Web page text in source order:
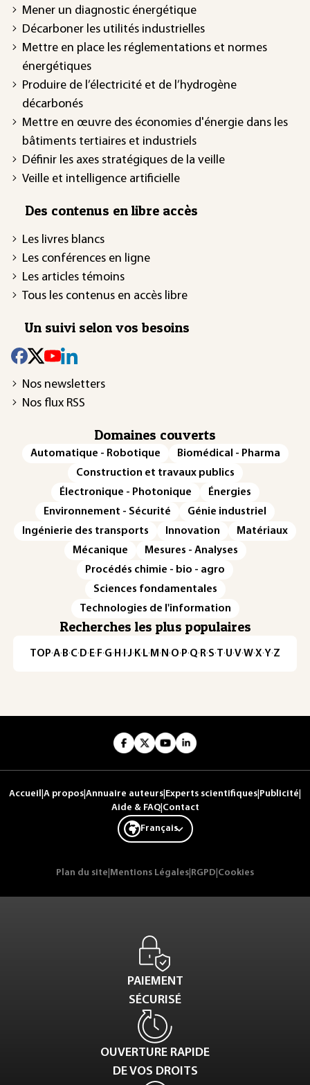
Mener un diagnostic énergétique
Décarboner les utilités industrielles
Mettre en place les réglementations et normes
énergétiques
Produire de l’électricité et de l’hydrogène
décarbonés
Mettre en œuvre des économies d'énergie dans les
bâtiments tertiaires et industriels
Définir les axes stratégiques de la veille
Veille et intelligence artificielle
Des contenus en libre accès
Les livres blancs
Les conférences en ligne
Les articles témoins
Tous les contenus en accès libre
Un suivi selon vos besoins
Nos newsletters
Nos flux RSS
Domaines couverts
Automatique - Robotique
Biomédical - Pharma
Construction et travaux publics
Électronique - Photonique
Énergies
Environnement - Sécurité
Génie industriel
Ingénierie des transports
Innovation
Matériaux
Mécanique
Mesures - Analyses
Procédés chimie - bio - agro
Sciences fondamentales
Technologies de l'information
Recherches les plus populaires
TOP·A·B·C· D· E· F·G· H · ·J· K· L· M · N ·O· P·Q· R·S·T·U·V·W·X·Y·Z
Accueil A propos Annuaire auteurs Experts scientifiques Publicité
Aide & FAQ| Contact
Français
Plan du site Mentions Légales RGPD Cookies
PAIEMENT
SÉCURISÉ
OUVERTURE RAPIDE
DE VOS DROITS